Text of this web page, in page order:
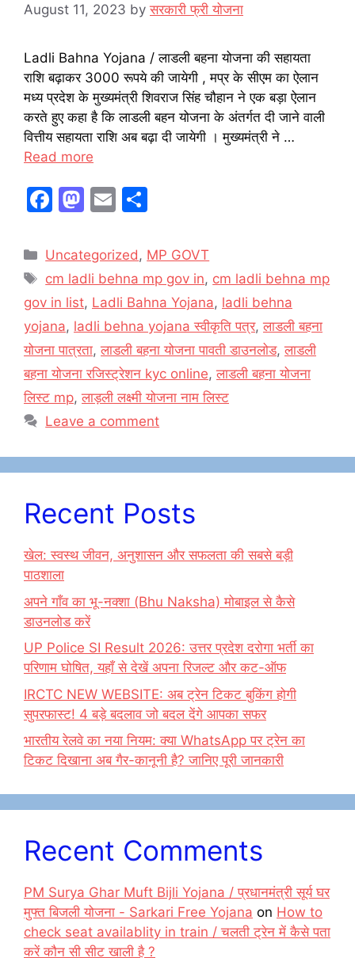
August 11, 2023 byसरकारी फ्री योजना
Ladli Bahna Yojana / लाडली बहना योजना की सहायता
राशि बढ़ाकर 3000 रूपये की जायेगी , मप्र के सीएम का ऐलान
मध्य प्रदेश के मुख्यमंत्री शिवराज सिंह चौहान ने एक बड़ा ऐलान
करते हुए कहा है कि लाडली बहन योजना के अंतर्गत दी जाने वाली
वित्तीय सहायता राशि अब बढ़ा दी जायेगी । मुख्यमंत्री ने …
Read more
F
c
e
b
o
o
k
M
st
o
d
o
n
E
ai
l
ar
e
Categories
Uncategorized, MP GOVT
Tags
cm ladli behna mp gov in, cm ladli behna mp
gov in list, Ladli Bahna Yojana, ladli behna
yojana, ladli behna yojana स्वीकृति पत्र,लाडली बहना
योजना पात्रता,लाडली बहना योजना पावती डाउनलोड,लाडली
बहना योजना रजिस्ट्रेशन kyc online,लाडली बहना योजना
लिस्ट mp,लाड़ली लक्ष्मी योजना नाम लिस्ट
Leave a comment
Recent Posts
खेल: स्वस्थ जीवन, अनुशासन और सफलता की सबसे बड़ी
पाठशाला
अपने गाँव का भू-नक्शा (Bhu Naksha) मोबाइल से कैसे
डाउनलोड करें
UP Police SI Result 2026: उत्तर प्रदेश दरोगा भर्ती का
परिणाम घोषित, यहाँ से देखें अपना रिजल्ट और कट-ऑफ
IRCTC NEW WEBSITE: अब ट्रेन टिकट बुकिंग होगी
सुपरफास्ट! 4 बड़े बदलाव जो बदल देंगे आपका सफर
भारतीय रेलवे का नया नियम: क्या WhatsApp पर ट्रेन का
टिकट दिखाना अब गैर-कानूनी है? जानिए पूरी जानकारी
Recent Comments
PM Surya Ghar Muft Bijli Yojana / प्रधानमंत्री सूर्य घर
मुफ्त बिजली योजना - Sarkari Free Yojana on How to
check seat availablity in train / चलती ट्रेन में कैसे पता
करें कौन सी सीट खाली है ?